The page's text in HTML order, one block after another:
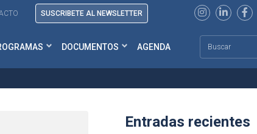
SUSCRIBETE AL NEWSLETTER
DOCUMENTOS AGENDA
Entradas recientes